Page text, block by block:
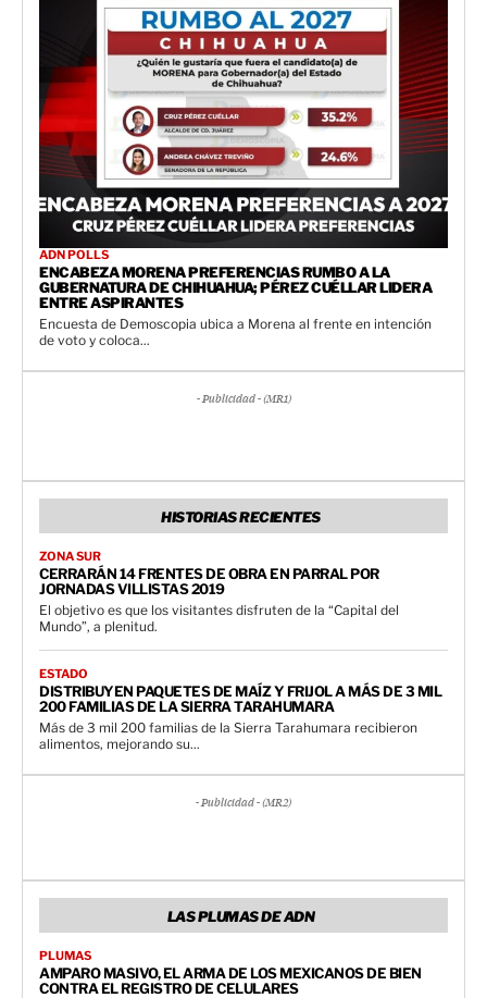
ADN POLLS
ENCABEZA MORENA PREFERENCIAS RUMBO A LA
GUBERNATURA DE CHIHUAHUA; PÉREZ CUÉLLAR LIDERA
ENTRE ASPIRANTES
Encuesta de Demoscopia ubica a Morena al frente en intención
de voto y coloca...
- Publicidad - (MR1)
HISTORIAS RECIENTES
ZONA SUR
CERRARÁN 14 FRENTES DE OBRA EN PARRAL POR
JORNADAS VILLISTAS 2019
El objetivo es que los visitantes disfruten de la “Capital del
Mundo”, a plenitud.
ESTADO
DISTRIBUYEN PAQUETES DE MAÍZ Y FRIJOL A MÁS DE 3 MIL
200 FAMILIAS DE LA SIERRA TARAHUMARA
Más de 3 mil 200 familias de la Sierra Tarahumara recibieron
alimentos, mejorando su...
- Publicidad - (MR2)
LAS PLUMAS DE ADN
PLUMAS
AMPARO MASIVO, EL ARMA DE LOS MEXICANOS DE BIEN
CONTRA EL REGISTRO DE CELULARES